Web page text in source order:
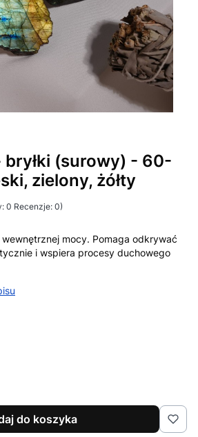
(surowy) - 60-
zielony, żółty
0 Recenzje: 0)
mocy. Pomaga odkrywać
i wspiera procesy duchowego
do koszyka